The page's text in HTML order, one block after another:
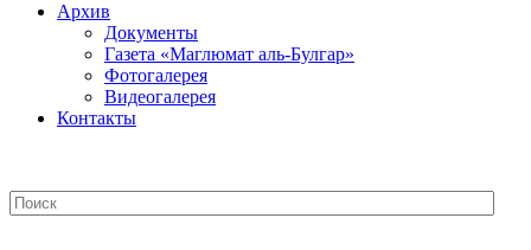
Архив
Документы
Газета «Маглюмат аль-Булгар»
Фотогалерея
Видеогалерея
Контакты